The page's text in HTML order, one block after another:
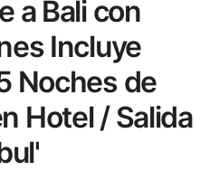
a Bali con
Incluye
Noches de
Hotel / Salida